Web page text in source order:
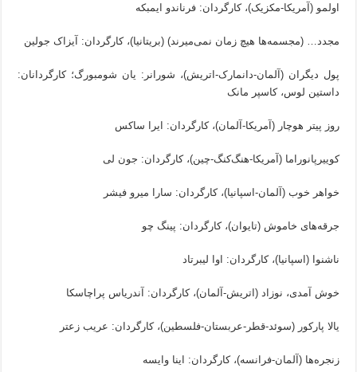
اولمو (آمریکا-مکزیک)، کارگردان: فرناندو ایمبکه
مجدد… (مجسمه‌ها هیچ زمان نمی‌میرند) (بریتانیا)، کارگردان: آیزاک جولین
پول دیگران (آلمان-دانمارک-اتریش)، شورانر: یان شومبورگ؛ کارگردانان:
داستین لوس، کاسپر مانک
روز پیتر هوچار (آمریکا-آلمان)، کارگردان: ایرا ساکس
کوییرپانوراما (آمریکا-هنگ‌کنگ-چین)، کارگردان: جون لی
خواهر خوب (آلمان-اسپانیا)، کارگردان: سارا میرو فیشر
جرقه‌های خاموش (تایوان)، کارگردان: پینگ چو
ناشنوا (اسپانیا)، کارگردان: اوا لیبرتاد
خوش آمدی، نوزاد (اتریش-آلمان)، کارگردان: آندریاس پراچاسکا
یالا پارکور (سوئد-قطر-عربستان-فلسطین)، کارگردان: عریب زعتر
زنجره‌ها (آلمان-فرانسه)، کارگردان: اینا وایسه